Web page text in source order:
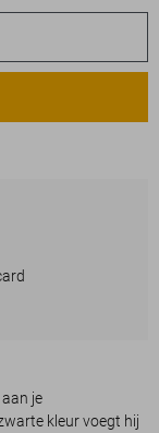
je
kleur voegt hij